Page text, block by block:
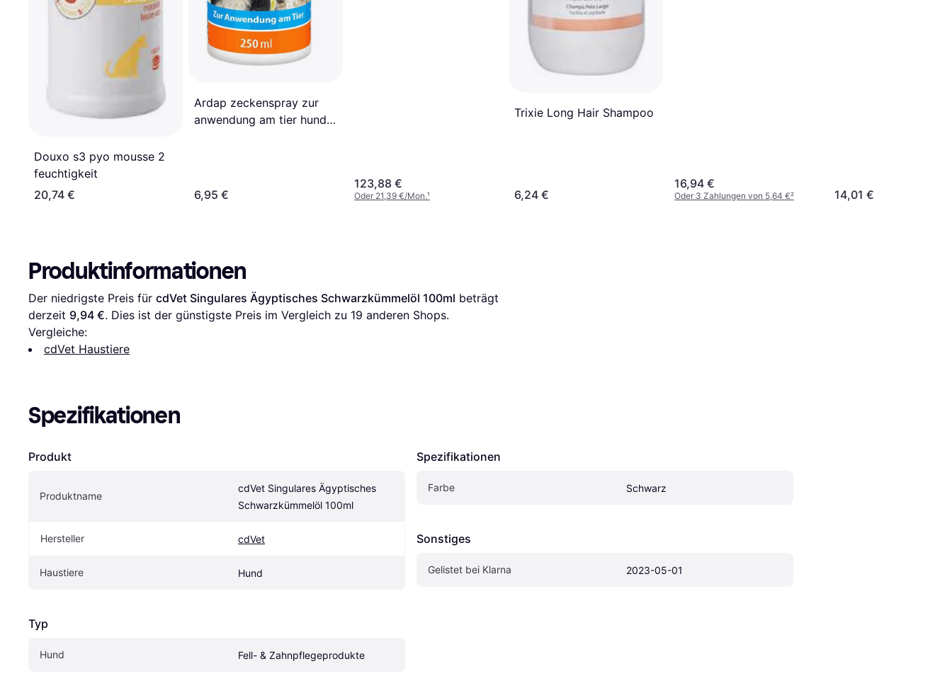
Douxo s3 pyo mousse 2
feuchtigkeit
20,74 €
Ardap zeckenspray zur
anwendung am tier hunde
6,95 €
123,88 €
Oder 21,39 €/Mon.¹
Trixie Long Hair Shampoo
6,24 €
16,94 €
Oder 3 Zahlungen von 5,64 €² 14,01 €
Produktinformationen
Der niedrigste Preis für cdVet Singulares Ägyptisches Schwarzkümmelöl 100ml beträgt
derzeit 9,94 €. Dies ist der günstigste Preis im Vergleich zu 19 anderen Shops.
Vergleiche:
cdVet Haustiere
Spezifikationen
Produkt
Produktname
cdVet Singulares Ägyptisches
Schwarzkümmelöl 100ml
Hersteller cdVet
Haustiere Hund
Typ
Hund Fell- & Zahnpflegeprodukte
Spezifikationen
Farbe Schwarz
Sonstiges
Gelistet bei Klarna 2023-05-01